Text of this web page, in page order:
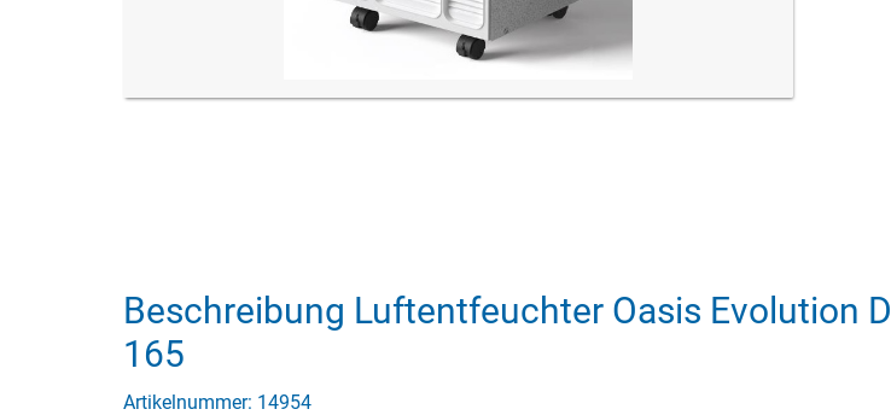
Beschreibung Luftentfeuchter Oasis Evolution D
165
Artikelnummer: 14954